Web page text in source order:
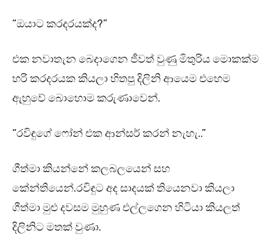
“ඔයාට කරදරයක්ද?”
එක නවාතැන බෙදාගෙන ජීවත් වුණු මිතුරිය මොකක්ම
හරි කරදරයක කියලා හිතපු දිලිනි ආයෙම එහෙම
ඇහුවේ බොහොම කරුණාවෙන්.
“රවිඳුගේ ෆෝන් එක ආන්සර් කරන් නැහැ..”
ගීත්මා කියන්නේ කලබලයෙන් සහ
කේන්තියෙන්.රවිඳුට අද සාදයක් තියෙනවා කියලා
ගීත්මා මුළු දවසම මුහුණ එල්ලගෙන හිටියා කියලත්
දිලිනිට මතක් වුණා.